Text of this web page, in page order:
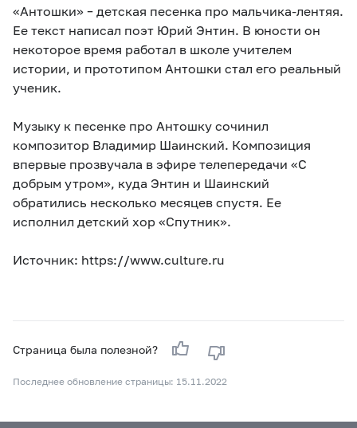
«Антошки» – детская песенка про мальчика-лентяя.
Ее текст написал поэт Юрий Энтин. В юности он
некоторое время работал в школе учителем
истории, и прототипом Антошки стал его реальный
ученик.
Музыку к песенке про Антошку сочинил
композитор Владимир Шаинский. Композиция
впервые прозвучала в эфире телепередачи «С
добрым утром», куда Энтин и Шаинский
обратились несколько месяцев спустя. Ее
исполнил детский хор «Спутник».
Источник: https://www.culture.ru
Страница была полезной?
Последнее обновление страницы: 15.11.2022